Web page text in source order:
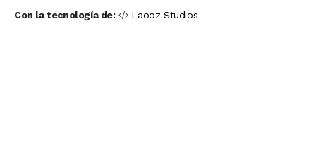
Con la tecnología de:
Laooz Studios